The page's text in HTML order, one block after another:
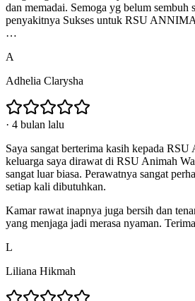
dan memadai. Semoga yg belum sembuh
penyakitnya Sukses untuk RSU
…
A
Adhelia Clarysha
· 4 bulan lalu
Saya sangat berterima kasih kepada
keluarga saya dirawat di RSU Animah
sangat luar biasa. Perawatnya sangat
setiap kali dibutuhkan.
Kamar rawat inapnya juga bersih dan
yang menjaga jadi merasa nyaman.
L
Liliana Hikmah